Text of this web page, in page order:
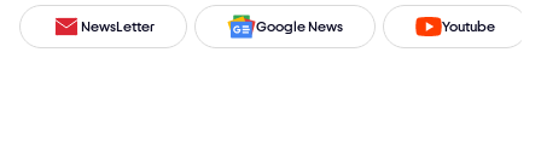
NewsLetter Google News Youtube